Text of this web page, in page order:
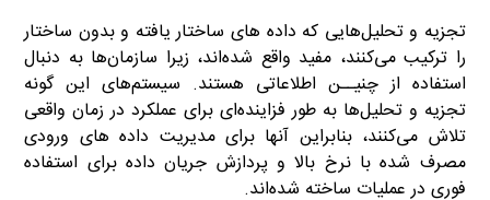
تجزیه و تحلیل‌هایی که داده های ساختار یافته و بدون ساختار
را ترکیب می‌کنند، مفید واقع شده‌اند، زیرا سازمان‌ها به دنبال
استفاده از چنیــن اطلاعاتی هستند. سیستم‌های این گونه
تجزیه و تحلیل‌ها به طور فزاینده‌ای برای عملکرد در زمان واقعی
تلاش می‌کنند، بنابراین آنها برای مدیریت داده های ورودی
مصرف شده با نرخ بالا و پردازش جریان داده برای استفاده
فوری در عملیات ساخته شده‌اند.